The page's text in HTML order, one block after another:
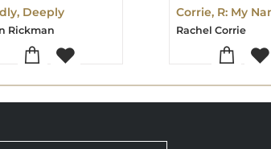
Deeply
Rickman Rachel Corrie